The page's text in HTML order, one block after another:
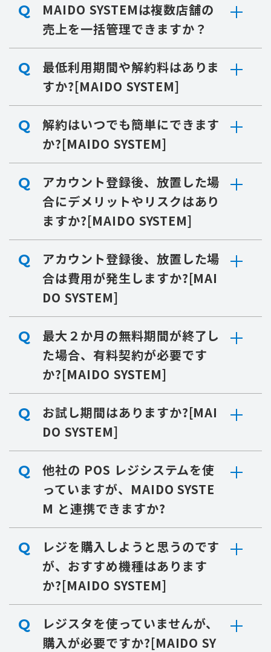
Q
MAIDO SYSTEMは複数店舗の
売上を一括管理できますか？
Q
最低利用期間や解約料はありま
すか?[MAIDO SYSTEM]
Q
解約はいつでも簡単にできます
か?[MAIDO SYSTEM]
Q
アカウント登録後、放置した場
合にデメリットやリスクはあり
ますか?[MAIDO SYSTEM]
Q
アカウント登録後、放置した場
合は費用が発生しますか?[MAI
DO SYSTEM]
Q
最大２か月の無料期間が終了し
た場合、有料契約が必要です
か?[MAIDO SYSTEM]
Q
お試し期間はありますか?[MAI
DO SYSTEM]
Q
他社の POS レジシステムを使
っていますが、MAIDO SYSTE
M と連携できますか?
Q
レジを購入しようと思うのです
が、おすすめ機種はあります
か?[MAIDO SYSTEM]
Q
レジスタを使っていませんが、
購入が必要ですか?[MAIDO SY